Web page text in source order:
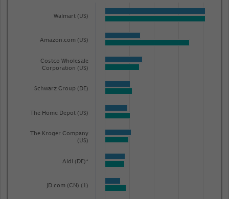
Walmart (US)
Amazon.com (US)
Costco Wholesale
Corporation (US)
Schwarz Group (DE)
The Home Depot (US)
The Kroger Company
(US)
Aldi (DE)*
JD.com (CN) (1)